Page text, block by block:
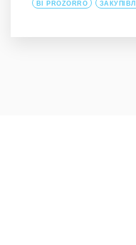
BI PROZORRO ЗАКУПІВЛІ